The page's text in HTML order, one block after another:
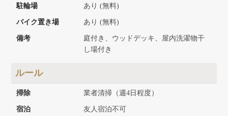
駐輪場
あり (無料)
バイク置き場 あり (無料)
備考
庭付き、ウッドデッキ、屋内洗濯物干
し場付き
ルール
掃除 業者清掃（週4日程度）
宿泊 友人宿泊不可